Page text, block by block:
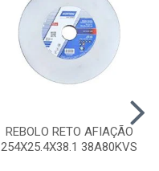
REBOLO RETO AFIAÇÃO
254X25.4X38.1 38A80KVS